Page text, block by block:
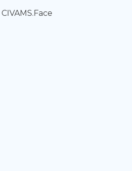
CIVAMS.Face